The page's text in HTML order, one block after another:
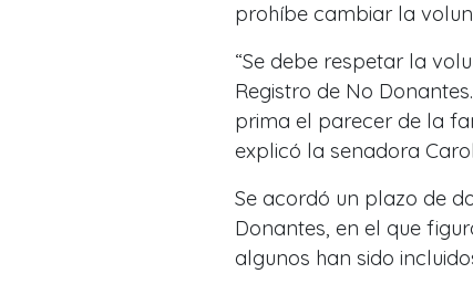
prohíbe cambiar la
“Se debe respetar la
Registro de No
prima el parecer de la
explicó la senadora
Se acordó un plazo de
Donantes, en el que
algunos han sido